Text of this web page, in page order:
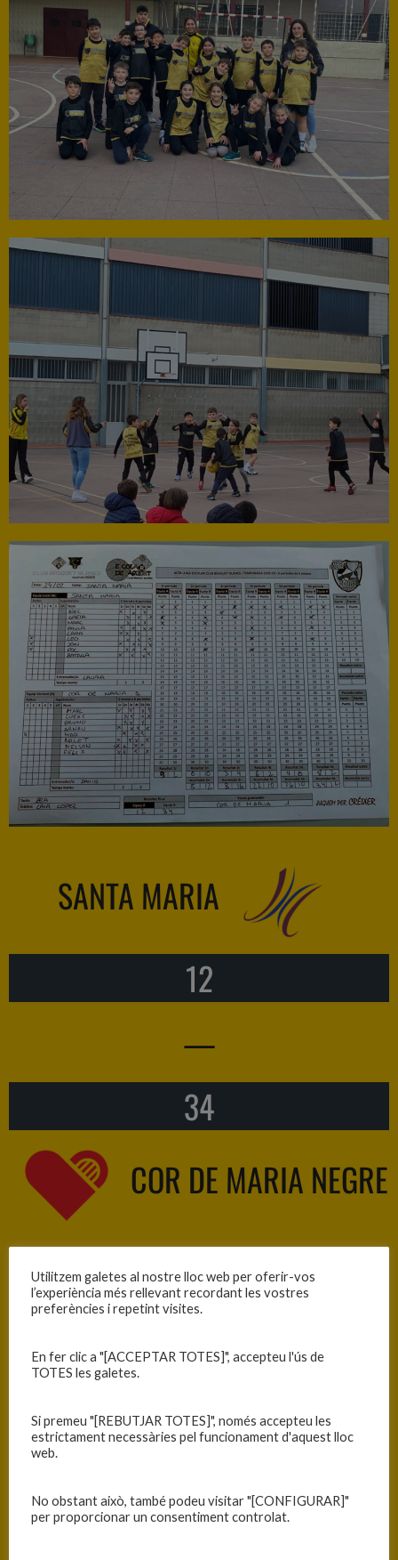
SANTA MARIA
12
—
34
COR DE MARIA NEGRE
Santa Maria — Pinya de Rosa
Utilitzem galetes al nostre lloc web per oferir-vos
l’experiència més rellevant recordant les vostres
preferències i repetint visites.
En fer clic a "[ACCEPTAR TOTES]", accepteu l'ús de
TOTES les galetes.
Si premeu "[REBUTJAR TOTES]", només accepteu les
estrictament necessàries pel funcionament d'aquest lloc
web.
No obstant això, també podeu visitar "[CONFIGURAR]"
per proporcionar un consentiment controlat.